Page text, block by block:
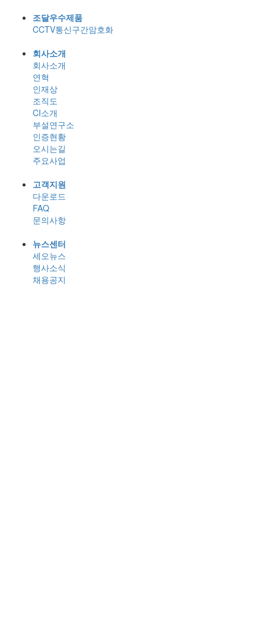
조달우수제품
CCTV통신구간암호화
회사소개
회사소개
연혁
인재상
조직도
CI소개
부설연구소
인증현황
오시는길
주요사업
고객지원
다운로드
FAQ
문의사항
뉴스센터
세오뉴스
행사소식
채용공지